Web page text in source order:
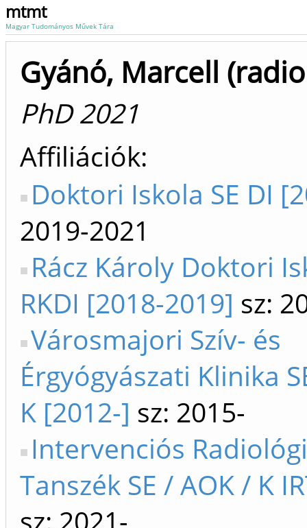
mtmt
Magyar Tudományos Művek Tára
Gyánó, Marcell
PhD 2021
Affiliációk
Doktori Iskola SE DI
2019-2021
Rácz Károly Doktori
RKDI [2018-2019] sz:
Városmajori Szív- és
Érgyógyászati Klinika
K [2012-] sz: 2015-
Intervenciós
Tanszék SE / AOK / K